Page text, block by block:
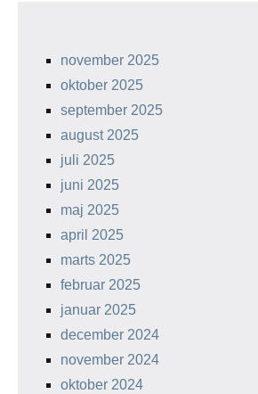
november 2025
oktober 2025
september 2025
august 2025
juli 2025
juni 2025
maj 2025
april 2025
marts 2025
februar 2025
januar 2025
december 2024
november 2024
oktober 2024